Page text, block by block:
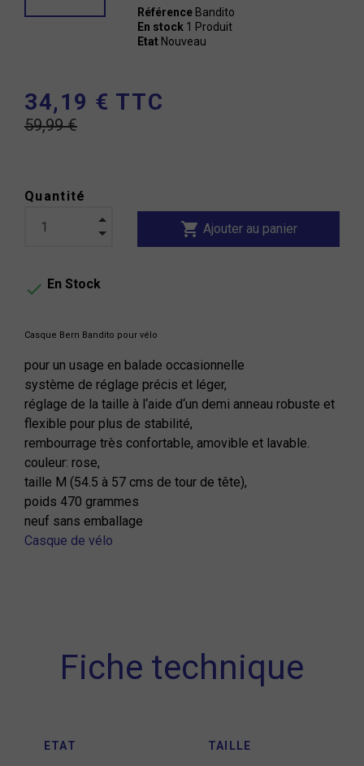
Référence Bandito
En stock 1 Produit
Etat Nouveau
34,19 € TTC
59,99 €
Quantité
shopping_cart Ajouter au panier
 En Stock
Casque Bern Bandito pour vélo
pour un usage en balade occasionnelle
système de réglage précis et léger,
réglage de la taille à l‘aide d‘un demi anneau robuste et
flexible pour plus de stabilité,
rembourrage très confortable, amovible et lavable.
couleur: rose,
taille M (54.5 à 57 cms de tour de tête),
poids 470 grammes
neuf sans emballage
Casque de vélo
Fiche technique
ETAT TAILLE